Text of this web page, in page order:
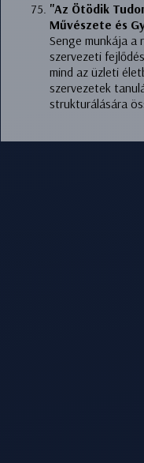
"Az Ötödik
Művészete és
Senge munkája a
szervezeti
mind az üzleti
szervezetek
strukturálására